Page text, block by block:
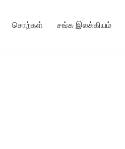
சொற்கள் சங்க இலக்கியம்